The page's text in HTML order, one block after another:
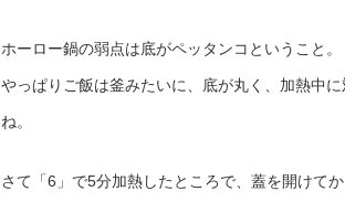
ホーロー鍋の弱点は底がペッタンコということ。
やっぱりご飯は釜みたいに、底が丸く、加熱中
ね。
さて「6」で5分加熱したところで、蓋を開けてか